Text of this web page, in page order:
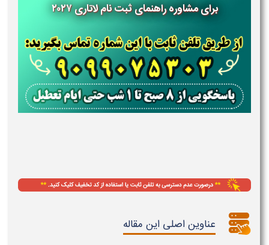
برای مشاوره راهنمای ثبت نام لاتاری ۲۰۲۷
عناوین اصلی این مقاله